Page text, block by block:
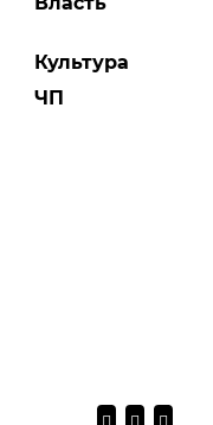
Культура
ЧП